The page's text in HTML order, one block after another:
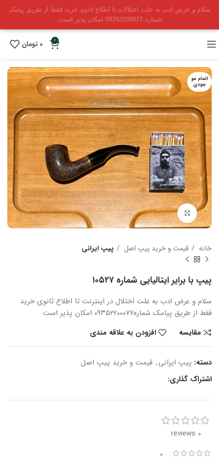
سلام و عرض ادب به علت اختلالات تا اطلاع ثانوی خرید فقط از طریق پیامک
شماره 09352200077 امکان پذیر است.
0
0 تومان
اتمام مو
جودی
بزرگنمایی تصویر
خانه قیمت و خرید پیپ اصل پیپ ایرانی
پیپ با برایر ایتالیایی شماره ۱۰۵۲۷
سلام و عرض ادب به علت اختلال در اینترنت تا اطلاع ثانوی خرید
فقط از طریق پیامک شماره۰۹۳۵۲۲۰۰۰۷۷ امکان پذیر است
مقایسه
افزودن به علاقه مندی
دسته: پیپ ایرانی, قیمت و خرید پیپ اصل
اشتراک گذاری:
0 reviews
0